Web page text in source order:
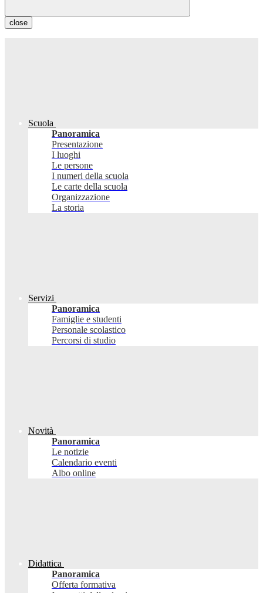
close
Scuola
Panoramica
Presentazione
I luoghi
Le persone
I numeri della scuola
Le carte della scuola
Organizzazione
La storia
Servizi
Panoramica
Famiglie e studenti
Personale scolastico
Percorsi di studio
Novità
Panoramica
Le notizie
Calendario eventi
Albo online
Didattica
Panoramica
Offerta formativa